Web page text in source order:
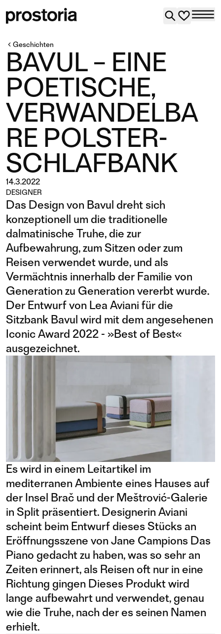
Geschichten
BAVUL – EINE
POETISCHE,
VERWANDELBA
RE POLSTER-
SCHLAFBANK
14.3.2022
DESIGNER
Das Design von Bavul dreht sich
konzeptionell um die traditionelle
dalmatinische Truhe, die zur
Aufbewahrung, zum Sitzen oder zum
Reisen verwendet wurde, und als
Vermächtnis innerhalb der Familie von
Generation zu Generation vererbt wurde.
Der Entwurf von Lea Aviani für die
Sitzbank Bavul wird mit dem angesehenen
Iconic Award 2022 - »Best of Best«
ausgezeichnet.
Es wird in einem Leitartikel im
mediterranen Ambiente eines Hauses auf
der Insel Brač und der Meštrović-Galerie
in Split präsentiert. Designerin Aviani
scheint beim Entwurf dieses Stücks an
Eröffnungsszene von Jane Campions Das
Piano gedacht zu haben, was so sehr an
Zeiten erinnert, als Reisen oft nur in eine
Richtung gingen Dieses Produkt wird
lange aufbewahrt und verwendet, genau
wie die Truhe, nach der es seinen Namen
erhielt.